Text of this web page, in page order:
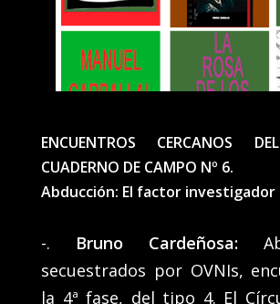
ENCUENTROS CERCANOS
CUADERNO DE CAMPO Nº 6.
Abducción: El factor investigador
-. Bruno Cardeñosa:
secuestrados por OVNIs,
la 4ª fase, del tipo 4. El